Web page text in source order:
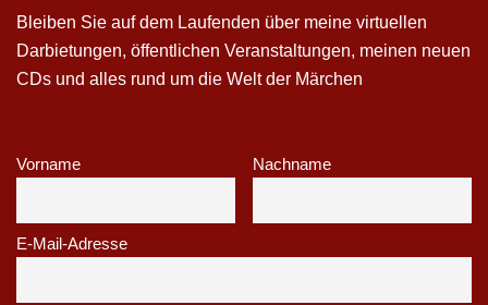
Bleiben Sie auf dem Laufenden über meine virtuellen
Darbietungen, öffentlichen Veranstaltungen, meinen neuen
CDs und alles rund um die Welt der Märchen
Vorname Nachname
E-Mail-Adresse